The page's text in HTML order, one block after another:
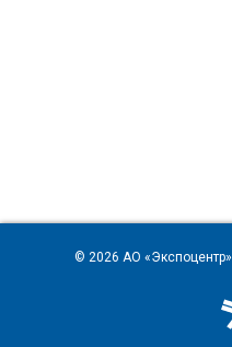
© 2026 АО «Экспоцентр»